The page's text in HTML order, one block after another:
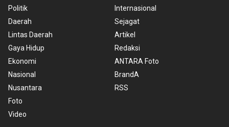
Politik
Daerah
Lintas Daerah
Gaya Hidup
Ekonomi
Nasional
Nusantara
Foto
Video
Internasional
Sejagat
Artikel
Redaksi
ANTARA Foto
BrandA
RSS